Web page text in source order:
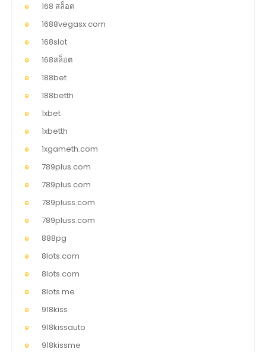
168 สล็อต
1688vegasx.com
168slot
168สล็อต
188bet
188betth
1xbet
1xbetth
1xgameth.com
789plus.com
789plus.com
789pluss.com
789pluss.com
888pg
8lots.com
8lots.com
8lots.me
918kiss
918kissauto
918kissme